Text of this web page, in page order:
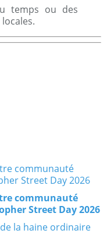
temps ou des
communauté
Street Day 2026